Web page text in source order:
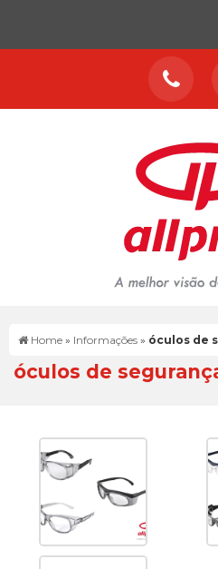
Home » Informações » óculos de
óculos de